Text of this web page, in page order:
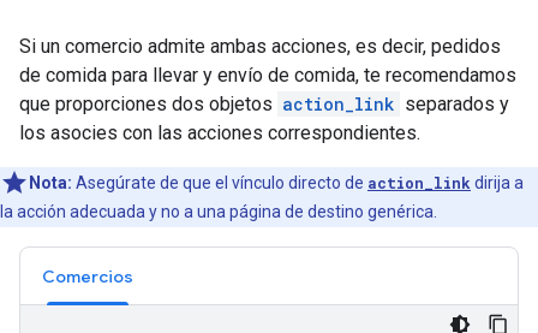
Si un comercio admite ambas acciones, es decir, pedidos
de comida para llevar y envío de comida, te recomendamos
que proporciones dos objetos action_link separados y
los asocies con las acciones correspondientes.
Nota: Asegúrate de que el vínculo directo de action_link dirija a
la acción adecuada y no a una página de destino genérica.
Comercios